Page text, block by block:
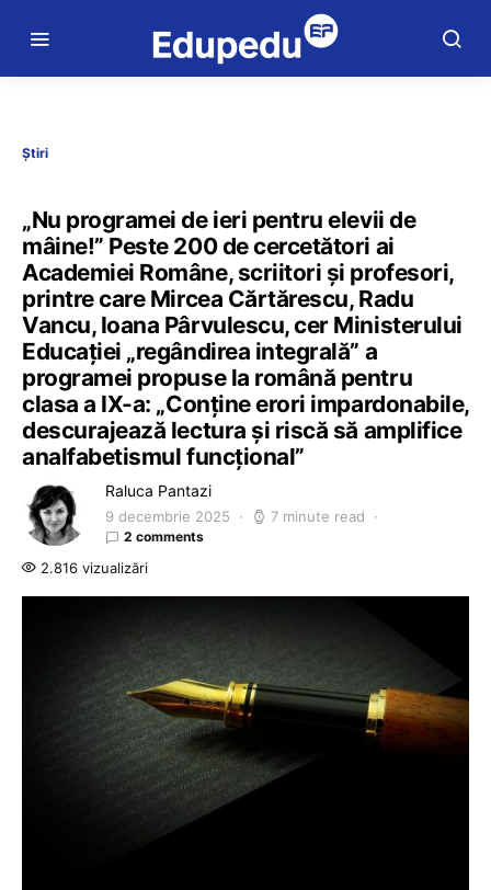
Știri
„Nu programei de ieri pentru elevii de
mâine!” Peste 200 de cercetători ai
Academiei Române, scriitori și profesori,
printre care Mircea Cărtărescu, Radu
Vancu, Ioana Pârvulescu, cer Ministerului
Educației „regândirea integrală” a
programei propuse la română pentru
clasa a IX-a: „Conține erori impardonabile,
descurajează lectura și riscă să amplifice
analfabetismul funcțional”
Raluca Pantazi
9 decembrie 2025 7 minute read
2 comments
2.816 vizualizări